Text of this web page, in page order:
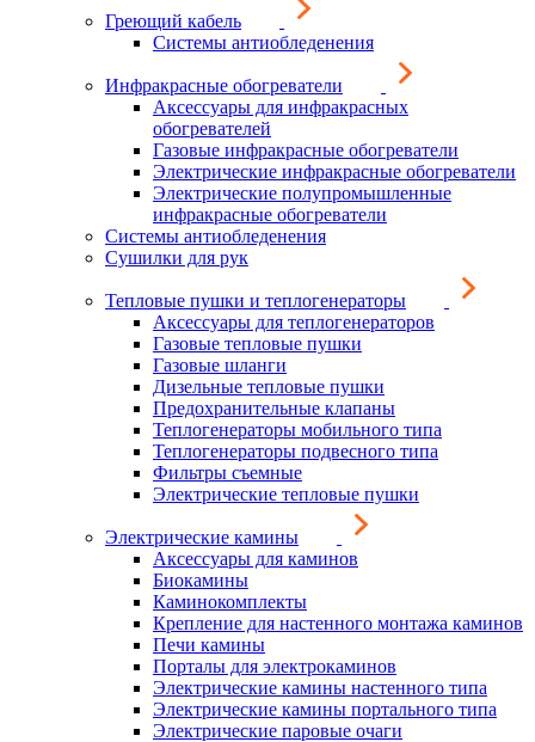
Греющий кабель
Системы антиобледенения
Инфракрасные обогреватели
Аксессуары для инфракрасных
обогревателей
Газовые инфракрасные обогреватели
Электрические инфракрасные обогреватели
Электрические полупромышленные
инфракрасные обогреватели
Системы антиобледенения
Сушилки для рук
Тепловые пушки и теплогенераторы
Аксессуары для теплогенераторов
Газовые тепловые пушки
Газовые шланги
Дизельные тепловые пушки
Предохранительные клапаны
Теплогенераторы мобильного типа
Теплогенераторы подвесного типа
Фильтры съемные
Электрические тепловые пушки
Электрические камины
Аксессуары для каминов
Биокамины
Каминокомплекты
Крепление для настенного монтажа каминов
Печи камины
Порталы для электрокаминов
Электрические камины настенного типа
Электрические камины портального типа
Электрические паровые очаги